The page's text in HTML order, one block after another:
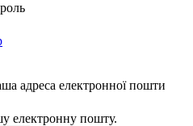
адреса електронної пошти
електронну пошту.